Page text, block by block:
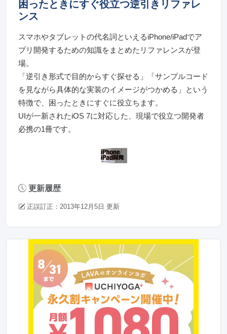
困ったときにすぐ役立つ逆引きリファレ
ンス
スマホやタブレットの代名詞といえるiPhone/iPadでア
プリ開発するための知識をまとめたリファレンスが登
場。
「逆引き形式で目的からすぐ探せる」「サンプルコード
を見ながら具体的な実装のイメージがつかめる」という
特徴で、困ったときにすぐに役立ちます。
UIが一新されたiOS 7に対応した、現場で役立つ開発者
必携の1冊です。
更新履歴
正誤訂正：2013年12月5日 更新